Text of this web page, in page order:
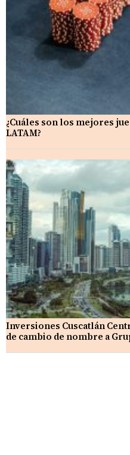
¿Cuáles son los mejores
LATAM?
Inversiones Cuscatlán
de cambio de nombre a